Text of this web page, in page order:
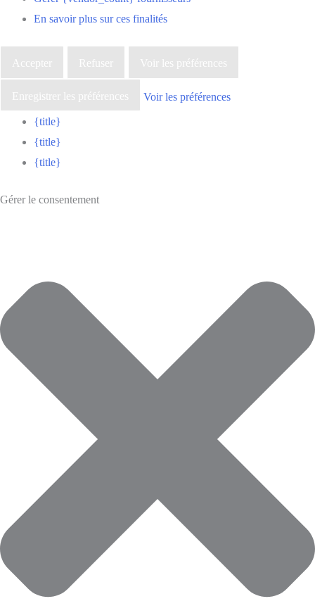
En savoir plus sur ces finalités
Accepter Refuser Voir les préférences
Enregistrer les préférences Voir les préférences
{title}
{title}
{title}
Gérer le consentement